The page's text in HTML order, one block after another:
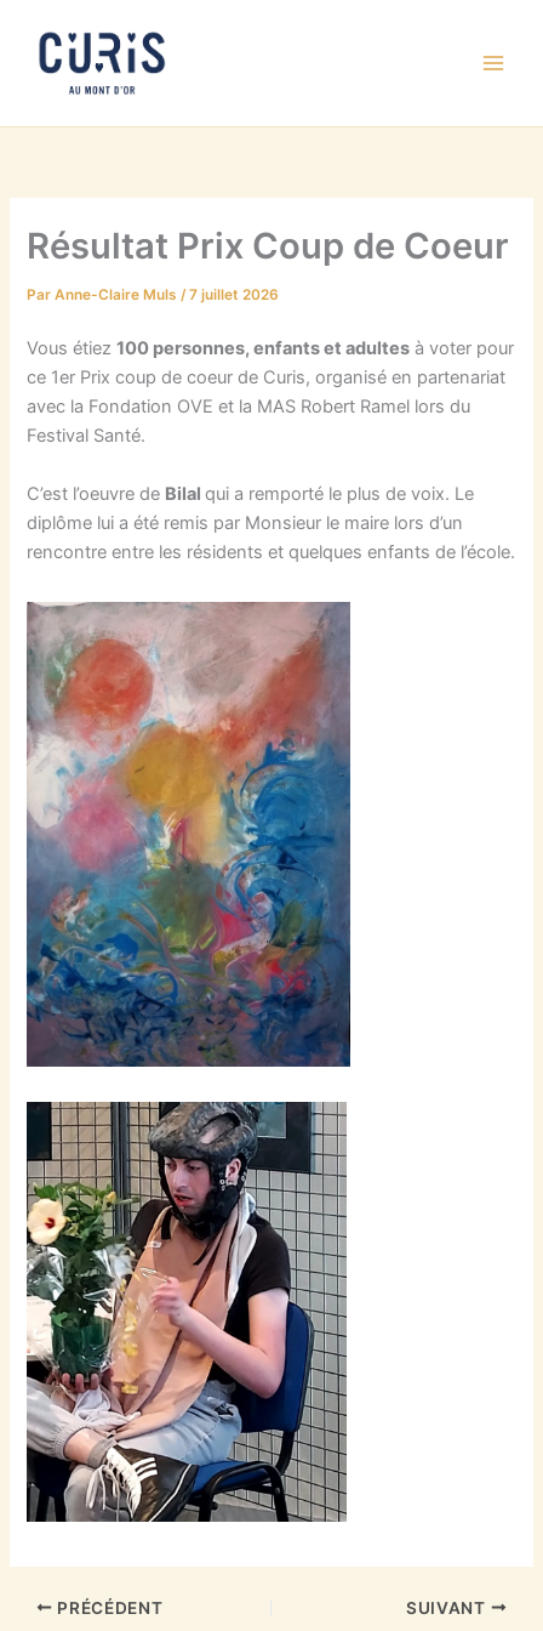
contenu
Résultat Prix Coup de Coeur
ParAnne-Claire Muls/7 juillet 2026
Vous étiez100 personnes, enfants et adultes à voter pour
ce 1er Prix coup de coeur de Curis, organisé en partenariat
avec la Fondation OVE et la MAS Robert Ramel lors du
Festival Santé.
C’est l’oeuvre de Bilalqui a remporté le plus de voix. Le
diplôme lui a été remis par Monsieur le maire lors d’un
rencontre entre les résidents et quelques enfants de l’école.
PRÉCÉDENT SUIVANT